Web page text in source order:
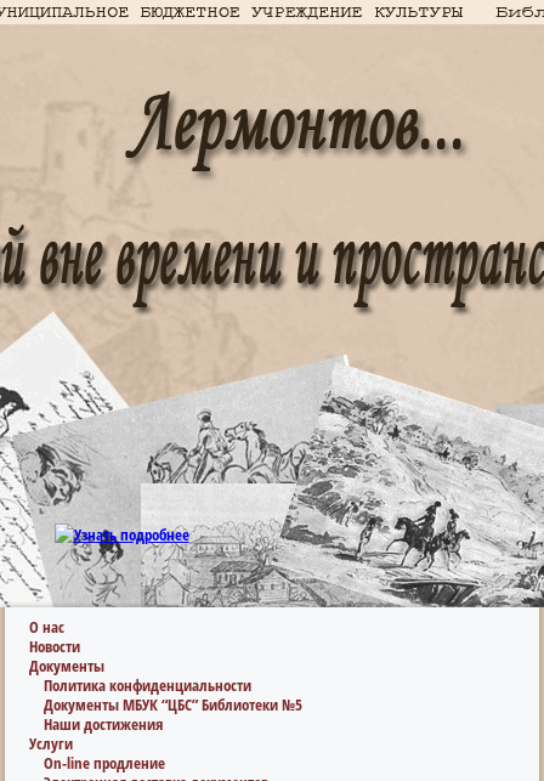
О нас
Новости
Документы
Политика конфиденциальности
Документы МБУК “ЦБС” Библиотеки №5
Наши достижения
Услуги
On-line продление